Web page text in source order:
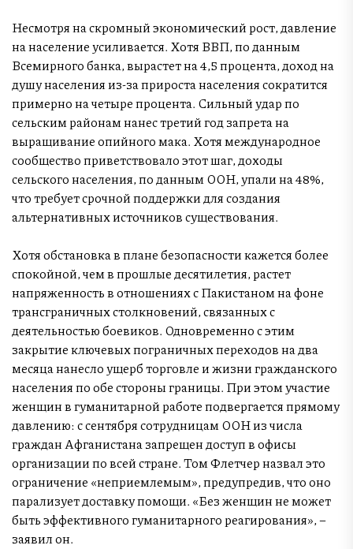
Несмотря на скромный экономический рост, давление
на население усиливается. Хотя ВВП, по данным
Всемирного банка, вырастет на 4,5 процента, доход на
душу населения из-за прироста населения сократится
примерно на четыре процента. Сильный удар по
сельским районам нанес третий год запрета на
выращивание опийного мака. Хотя международное
сообщество приветствовало этот шаг, доходы
сельского населения, по данным ООН, упали на 48%,
что требует срочной поддержки для создания
альтернативных источников существования.
Хотя обстановка в плане безопасности кажется более
спокойной, чем в прошлые десятилетия, растет
напряженность в отношениях с Пакистаном на фоне
трансграничных столкновений, связанных с
деятельностью боевиков. Одновременно с этим
закрытие ключевых пограничных переходов на два
месяца нанесло ущерб торговле и жизни гражданского
населения по обе стороны границы. При этом участие
женщин в гуманитарной работе подвергается прямому
давлению: с сентября сотрудницам ООН из числа
граждан Афганистана запрещен доступ в офисы
организации по всей стране. Том Флетчер назвал это
ограничение «неприемлемым», предупредив, что оно
парализует доставку помощи. «Без женщин не может
быть эффективного гуманитарного реагирования», –
заявил он.